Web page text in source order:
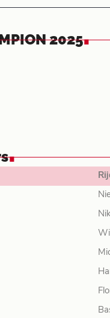
2025.
.